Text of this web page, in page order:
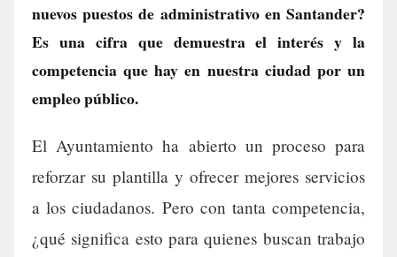
nuevos puestos de administrativo en Santander?
Es una cifra que demuestra el interés y la
competencia que hay en nuestra ciudad por un
empleo público.
El Ayuntamiento ha abierto un proceso para
reforzar su plantilla y ofrecer mejores servicios
a los ciudadanos. Pero con tanta competencia,
¿qué significa esto para quienes buscan trabajo